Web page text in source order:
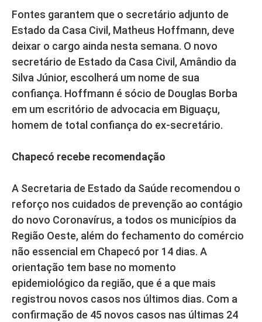
Fontes garantem que o secretário adjunto de
Estado da Casa Civil, Matheus Hoffmann, deve
deixar o cargo ainda nesta semana. O novo
secretário de Estado da Casa Civil, Amândio da
Silva Júnior, escolherá um nome de sua
confiança. Hoffmann é sócio de Douglas Borba
em um escritório de advocacia em Biguaçu,
homem de total confiança do ex-secretário.
Chapecó recebe recomendação
A Secretaria de Estado da Saúde recomendou o
reforço nos cuidados de prevenção ao contágio
do novo Coronavírus, a todos os municípios da
Região Oeste, além do fechamento do comércio
não essencial em Chapecó por 14 dias. A
orientação tem base no momento
epidemiológico da região, que é a que mais
registrou novos casos nos últimos dias. Com a
confirmação de 45 novos casos nas últimas 24